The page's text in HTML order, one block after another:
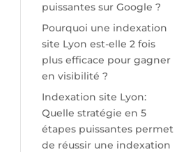
puissantes sur Google ?
Pourquoi une indexation
site Lyon est-elle 2 fois
plus efficace pour gagner
en visibilité ?
Indexation site Lyon:
Quelle stratégie en 5
étapes puissantes permet
de réussir une indexation